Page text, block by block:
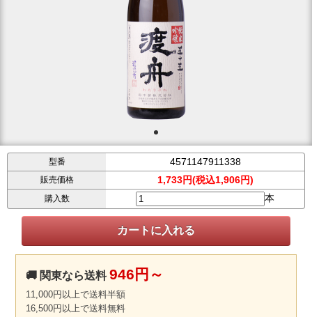
型番 4571147911338
販売価格 1,733円(税込1,906円)
購入数 本
🚚 関東なら送料946円～
11,000円以上で送料半額
16,500円以上で送料無料